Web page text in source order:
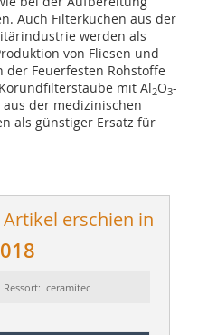
Auch Filterkuchen aus der
werden als
von Fliesen und
der Feuerfesten Rohstoffe
mit Al2O3-
aus der medizinischen
als günstiger Ersatz für
Artikel erschien in
Ressort: ceramitec